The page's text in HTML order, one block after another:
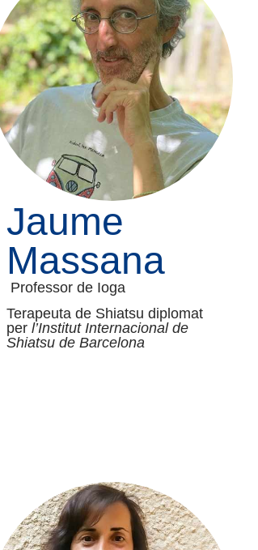
Jaume
Massana
Professor de Ioga
Terapeuta de Shiatsu diplomat
per l’Institut Internacional de
Shiatsu de Barcelona